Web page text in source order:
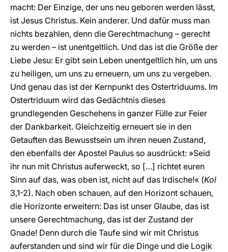
macht: Der Einzige, der uns neu geboren werden lässt,
ist Jesus Christus. Kein anderer. Und dafür muss man
nichts bezahlen, denn die Gerechtmachung – gerecht
zu werden – ist unentgeltlich. Und das ist die Größe der
Liebe Jesu: Er gibt sein Leben unentgeltlich hin, um uns
zu heiligen, um uns zu erneuern, um uns zu vergeben.
Und genau das ist der Kernpunkt des Ostertriduums. Im
Ostertriduum wird das Gedächtnis dieses
grundlegenden Geschehens in ganzer Fülle zur Feier
der Dankbarkeit. Gleichzeitig erneuert sie in den
Getauften das Bewusstsein um ihren neuen Zustand,
den ebenfalls der Apostel Paulus so ausdrückt: »Seid
ihr nun mit Christus auferweckt, so […] richtet euren
Sinn auf das, was oben ist, nicht auf das Irdische!« (Kol
3,1-2). Nach oben schauen, auf den Horizont schauen,
die Horizonte erweitern: Das ist unser Glaube, das ist
unsere Gerechtmachung, das ist der Zustand der
Gnade! Denn durch die Taufe sind wir mit Christus
auferstanden und sind wir für die Dinge und die Logik